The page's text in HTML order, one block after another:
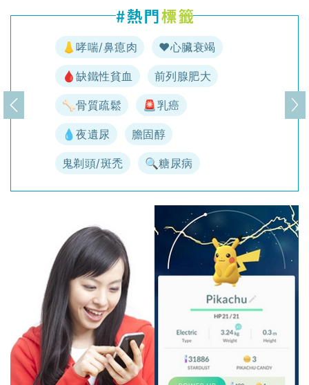
👃哮喘/鼻瘜肉 ♥️心臟衰竭
🩸缺鐵性貧血 前列腺肥大
🦴骨質疏鬆 🚨乳癌
💧夜遺尿 膽固醇
鬼剃頭/斑禿 🔍糖尿病
上一頁 下